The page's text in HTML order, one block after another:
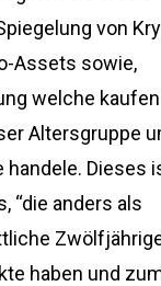
von
Assets sowie,
welche
Altersgruppe
handele. Dieses
“die anders als
haben und